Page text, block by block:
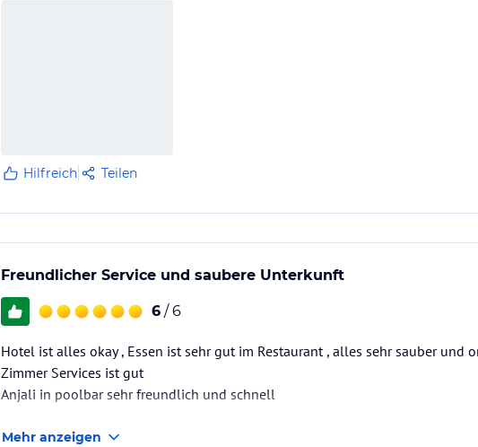
Hilfreich Teilen
Freundlicher Service und saubere Unterkunft
6 / 6
Hotel ist alles okay , Essen ist sehr gut im Restaurant , alles sehr sauber und
Zimmer Services ist gut
Anjali in poolbar sehr freundlich und schnell
Mehr anzeigen